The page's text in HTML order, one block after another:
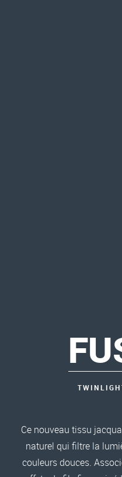
Ce nouveau tissu
naturel qui filtre la
couleurs douces.